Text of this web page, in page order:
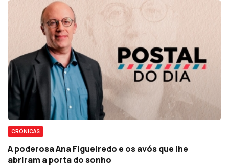
CRÓNICAS
A poderosa Ana Figueiredo e os avós que lhe
abriram a porta do sonho